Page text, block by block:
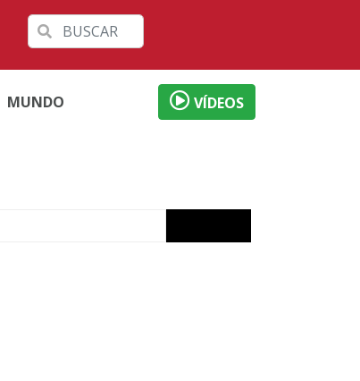
MUNDO VÍDEOS